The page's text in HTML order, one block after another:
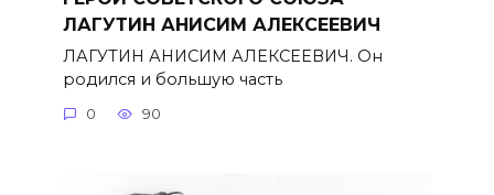
ЛАГУТИН АНИСИМ АЛЕКСЕЕВИЧ
ЛАГУТИН АНИСИМ АЛЕКСЕЕВИЧ. Он
родился и большую часть
0 90